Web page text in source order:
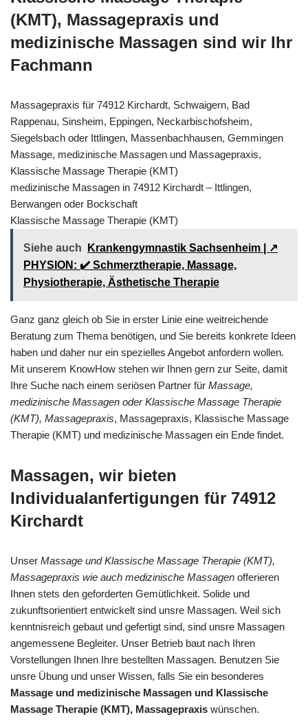
(KMT), Massagepraxis und
medizinische Massagen sind wir Ihr
Fachmann
Massagepraxis für 74912 Kirchardt, Schwaigern, Bad
Rappenau, Sinsheim, Eppingen, Neckarbischofsheim,
Siegelsbach oder Ittlingen, Massenbachhausen, Gemmingen
Massage, medizinische Massagen und Massagepraxis,
Klassische Massage Therapie (KMT)
medizinische Massagen in 74912 Kirchardt – Ittlingen,
Berwangen oder Bockschaft
Klassische Massage Therapie (KMT)
Siehe auch
Krankengymnastik Sachsenheim | ↗️
PHYSION: ✔️ Schmerztherapie, Massage,
Physiotherapie, Ästhetische Therapie
Ganz ganz gleich ob Sie in erster Linie eine weitreichende
Beratung zum Thema benötigen, und Sie bereits konkrete Ideen
haben und daher nur ein spezielles Angebot anfordern wollen.
Mit unserem KnowHow stehen wir Ihnen gern zur Seite, damit
Ihre Suche nach einem seriösen Partner für Massage,
medizinische Massagen oder Klassische Massage Therapie
(KMT), Massagepraxis, Massagepraxis, Klassische Massage
Therapie (KMT) und medizinische Massagen ein Ende findet.
Massagen, wir bieten
Individualanfertigungen für 74912
Kirchardt
Unser Massage und Klassische Massage Therapie (KMT),
Massagepraxis wie auch medizinische Massagen offerieren
Ihnen stets den geforderten Gemütlichkeit. Solide und
zukunftsorientiert entwickelt sind unsre Massagen. Weil sich
kenntnisreich gebaut und gefertigt sind, sind unsre Massagen
angemessene Begleiter. Unser Betrieb baut nach Ihren
Vorstellungen Ihnen Ihre bestellten Massagen. Benutzen Sie
unsre Übung und unser Wissen, falls Sie ein besonderes
Massage und medizinische Massagen und Klassische
Massage Therapie (KMT), Massagepraxis wünschen.